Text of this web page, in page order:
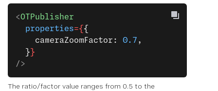
<OTPublisher
  properties
={ {
    cameraZoomFactor:
0.7 ,
  }
}
/>
The ratio/factor value ranges from 0.5 to the